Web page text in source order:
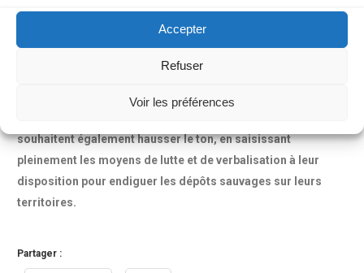
Accepter
Refuser
Voir les préférences
l’incivilité des contrevenants. Elle sera déclinée en différentes
actions au cours des prochains mois.
communes) réfléchissent ensemble aux solutions possibles et
souhaitent également hausser le ton, en saisissant
pleinement les moyens de lutte et de verbalisation à leur
disposition pour endiguer les dépôts sauvages sur leurs
territoires.
Partager :